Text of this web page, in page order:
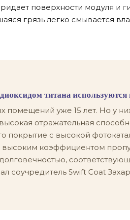
поверхности модуля и
грязь легко смывается
титана используются
помещений уже 15 лет. Но у
отражательная
покрытие с высокой
высоким коэффициентом
соучредитель Swift Coat